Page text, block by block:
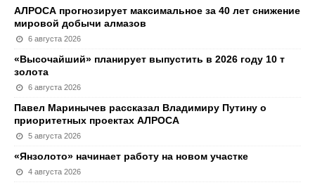
АЛРОСА прогнозирует максимальное за 40 лет снижение
мировой добычи алмазов
6 августа 2026
«Высочайший» планирует выпустить в 2026 году 10 т
золота
6 августа 2026
Павел Маринычев рассказал Владимиру Путину о
приоритетных проектах АЛРОСА
5 августа 2026
«Янзолото» начинает работу на новом участке
4 августа 2026